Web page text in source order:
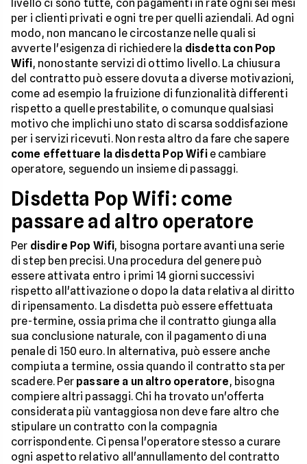
livello ci sono tutte, con pagamenti in rate ogni sei mesi
per i clienti privati e ogni tre per quelli aziendali. Ad ogni
modo, non mancano le circostanze nelle quali si
avverte l'esigenza di richiedere la disdetta con Pop
Wifi, nonostante servizi di ottimo livello. La chiusura
del contratto può essere dovuta a diverse motivazioni,
come ad esempio la fruizione di funzionalità differenti
rispetto a quelle prestabilite, o comunque qualsiasi
motivo che implichi uno stato di scarsa soddisfazione
per i servizi ricevuti. Non resta altro da fare che sapere
come effettuare la disdetta Pop Wifie cambiare
operatore, seguendo un insieme di passaggi.
Disdetta Pop Wifi: come
passare ad altro operatore
Per disdire Pop Wifi, bisogna portare avanti una serie
di step ben precisi. Una procedura del genere può
essere attivata entro i primi 14 giorni successivi
rispetto all'attivazione o dopo la data relativa al diritto
di ripensamento. La disdetta può essere effettuata
pre-termine, ossia prima che il contratto giunga alla
sua conclusione naturale, con il pagamento di una
penale di 150 euro. In alternativa, può essere anche
compiuta a termine, ossia quando il contratto sta per
scadere. Per passare a un altro operatore, bisogna
compiere altri passaggi. Chi ha trovato un'offerta
considerata più vantaggiosa non deve fare altro che
stipulare un contratto con la compagnia
corrispondente. Ci pensa l'operatore stesso a curare
ogni aspetto relativo all'annullamento del contratto